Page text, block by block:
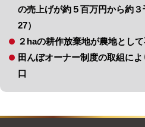
の売上げが約５百万円から約
27）
２haの耕作放棄地が農地とし
田んぼオーナー制度の取組に
口